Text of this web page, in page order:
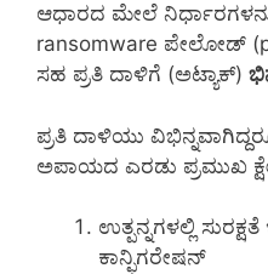
ಆಧಾರದ ಮೇಲೆ
ransomware ಪೇಲೋಡ್
ಸಹ ಪ್ರತಿ ದಾಳಿಗೆ (ಅಟ್ಯಾಕ್)
ಪ್ರತಿ ದಾಳಿಯು
ಅಪಾಯದ ಎರಡು ಪ್ರಮುಖ
ಉತ್ಪನ್ನಗಳಲ್ಲಿ
ಕಾನ್ಫಿಗರೇಷನ್